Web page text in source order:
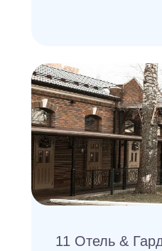
11 Отель &